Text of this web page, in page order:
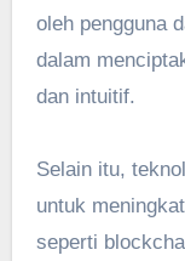
oleh pengguna
dalam
dan intuitif.
Selain itu,
untuk
seperti